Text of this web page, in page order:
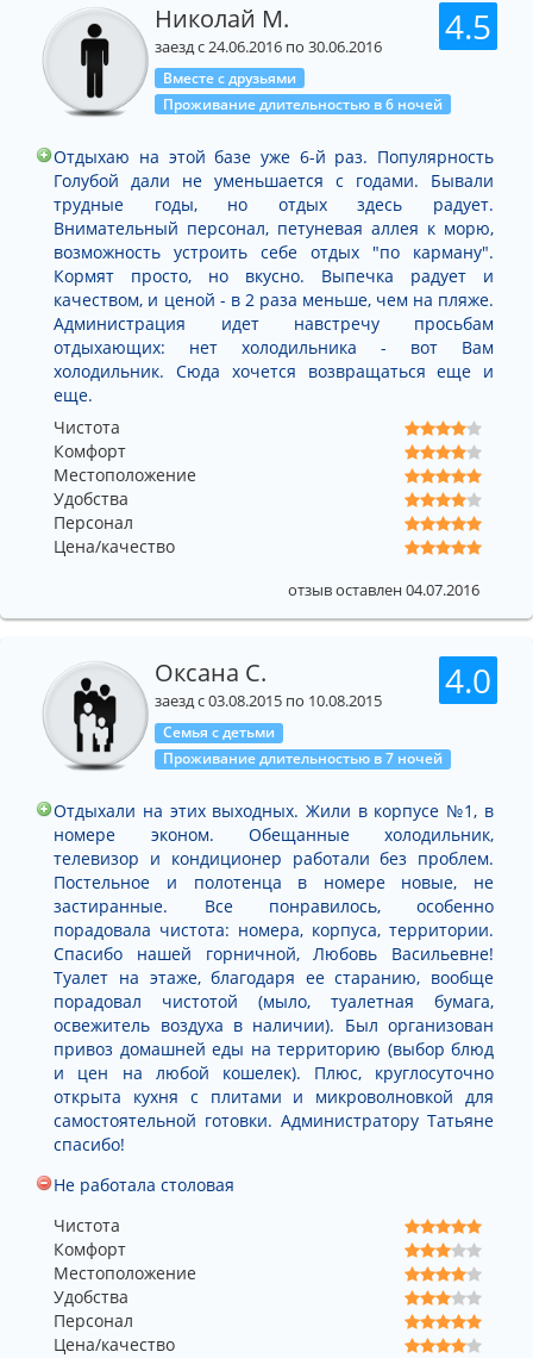
4.5
Николай М.
заезд с 24.06.2016 по 30.06.2016
Вместе с друзьями
Проживание длительностью в 6 ночей
Отдыхаю на этой базе уже 6-й раз. Популярность
Голубой дали не уменьшается с годами. Бывали
трудные годы, но отдых здесь радует.
Внимательный персонал, петуневая аллея к морю,
возможность устроить себе отдых "по карману".
Кормят просто, но вкусно. Выпечка радует и
качеством, и ценой - в 2 раза меньше, чем на пляже.
Администрация идет навстречу просьбам
отдыхающих: нет холодильника - вот Вам
холодильник. Сюда хочется возвращаться еще и
еще.
Чистота
Комфорт
Местоположение
Удобства
Персонал
Цена/качество
отзыв оставлен 04.07.2016
4.0
Оксана С.
заезд с 03.08.2015 по 10.08.2015
Семья с детьми
Проживание длительностью в 7 ночей
Отдыхали на этих выходных. Жили в корпусе №1, в
номере эконом. Обещанные холодильник,
телевизор и кондиционер работали без проблем.
Постельное и полотенца в номере новые, не
застиранные. Все понравилось, особенно
порадовала чистота: номера, корпуса, территории.
Спасибо нашей горничной, Любовь Васильевне!
Туалет на этаже, благодаря ее старанию, вообще
порадовал чистотой (мыло, туалетная бумага,
освежитель воздуха в наличии). Был организован
привоз домашней еды на территорию (выбор блюд
и цен на любой кошелек). Плюс, круглосуточно
открыта кухня с плитами и микроволновкой для
самостоятельной готовки. Администратору Татьяне
спасибо!
Не работала столовая
Чистота
Комфорт
Местоположение
Удобства
Персонал
Цена/качество